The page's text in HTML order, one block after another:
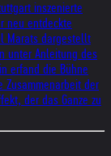
inszenierte
neu entdeckte
Marats dargestellt
unter Anleitung des
erfand die Bühne
Zusammenarbeit der
der das Ganze zu